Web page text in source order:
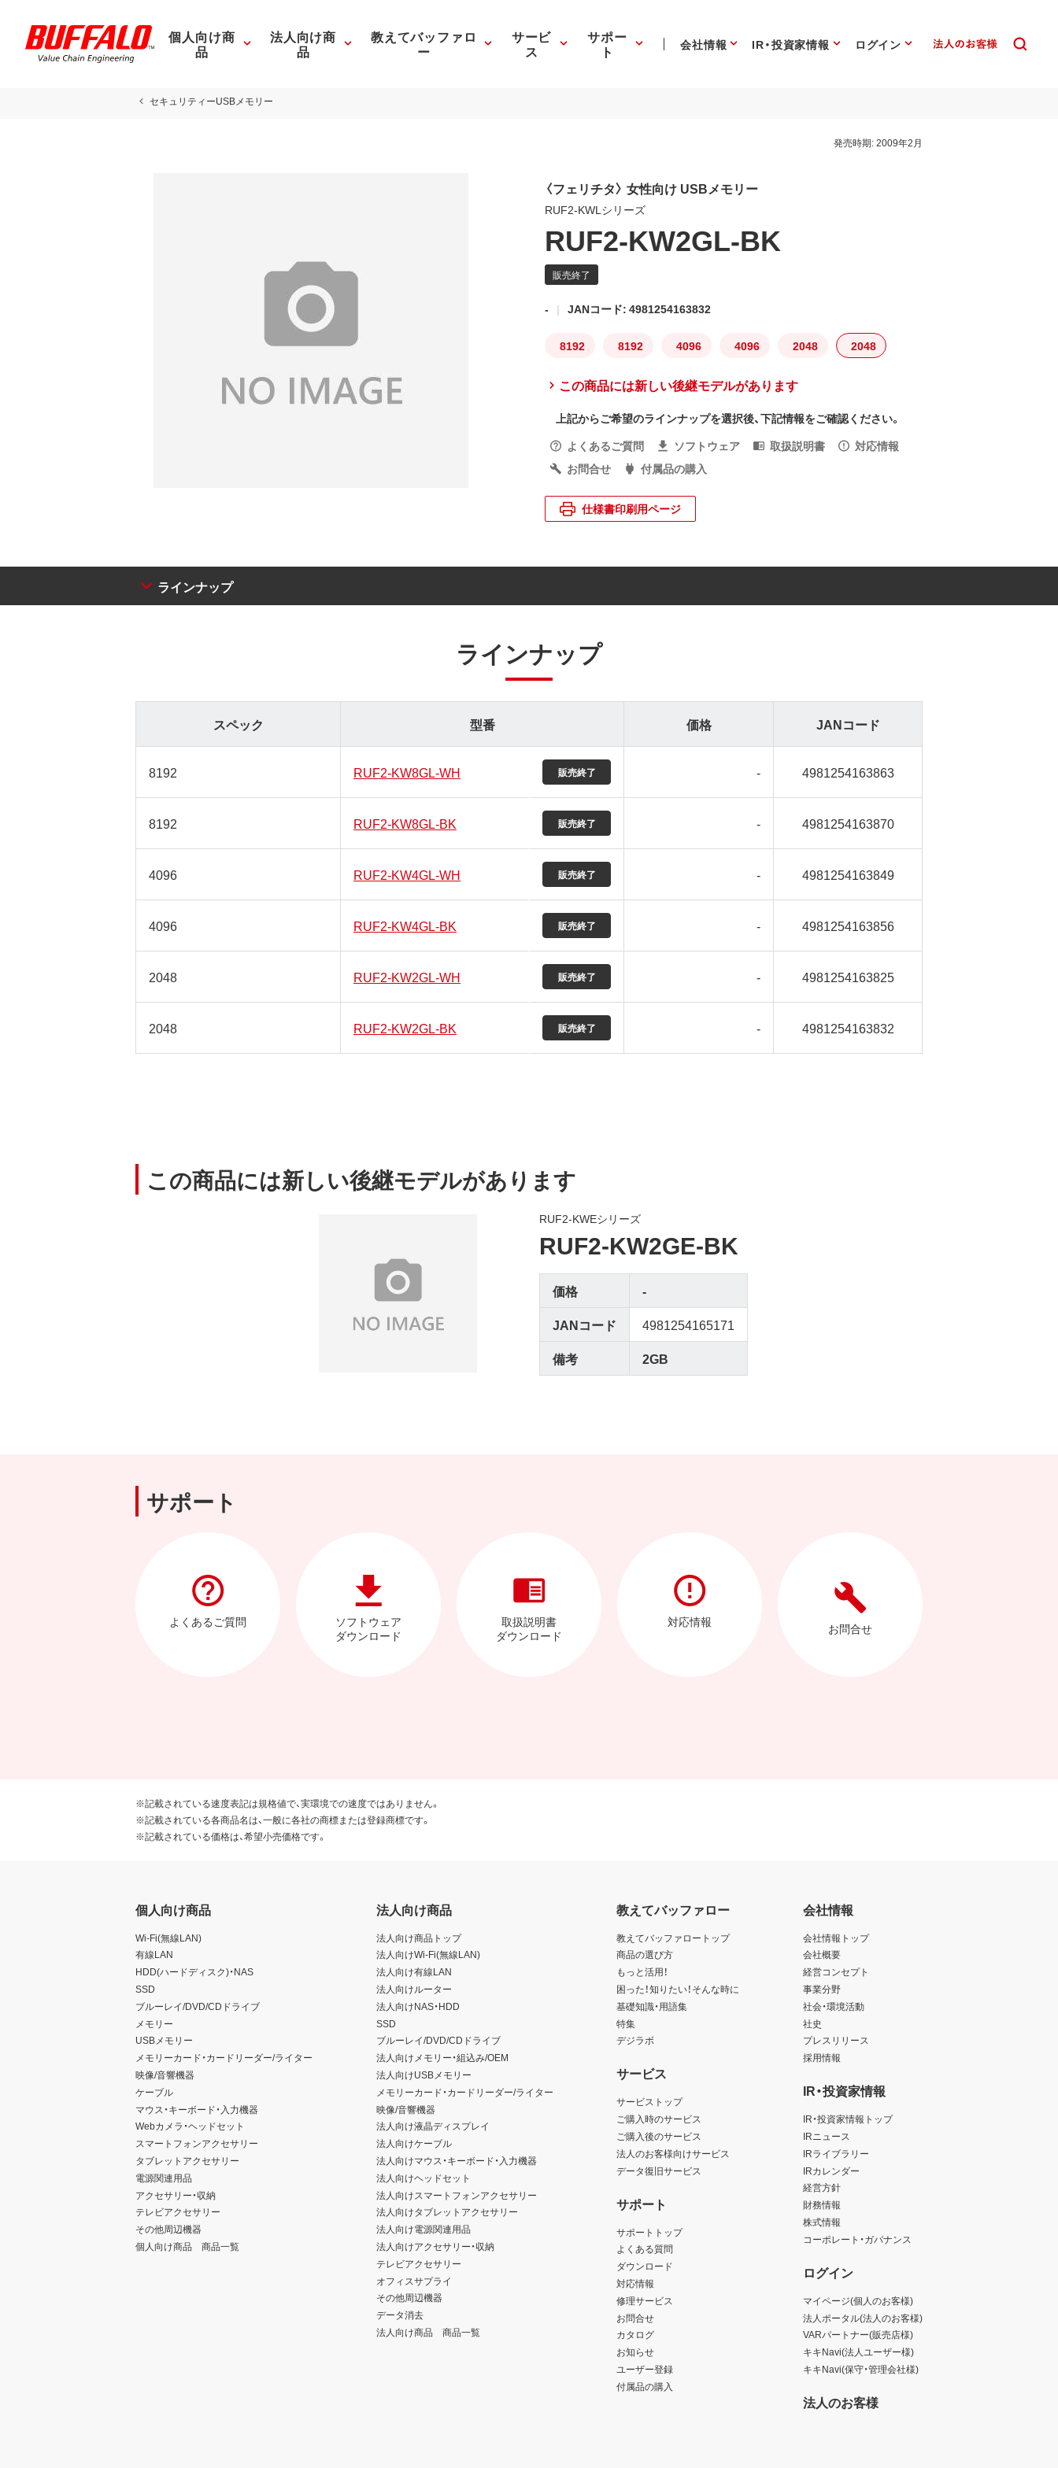
個人向け商
品
法人向け商
品
教えてバッファロ
ー
サービ
ス
サポー
ト 会社情報 IR・投資家情報 ログイン
セキュリティーUSBメモリー
発売時期:2009年2月
〈フェリチタ〉 女性向け USBメモリー
RUF2-KWLシリーズ
RUF2-KW2GL-BK
- JANコード: 4981254163832
8192 8192 4096 4096 2048 2048
この商品には新しい後継モデルがあります
上記からご希望のラインナップを選択後、下記情報をご確認ください。
よくあるご質問
ソフトウェア 取扱説明書
対応情報
お問合せ
付属品の購入
仕様書印刷用ページ
ラインナップ
ラインナップ
スペック 型番 価格 JANコード
8192 RUF2-KW8GL-WH - 4981254163863
8192 RUF2-KW8GL-BK - 4981254163870
4096 RUF2-KW4GL-WH - 4981254163849
4096 RUF2-KW4GL-BK - 4981254163856
2048 RUF2-KW2GL-WH - 4981254163825
2048 RUF2-KW2GL-BK - 4981254163832
この商品には新しい後継モデルがあります
RUF2-KWEシリーズ
RUF2-KW2GE-BK
価格
-
JANコード
4981254165171
備考
2GB
サポート
よくあるご質問
ソフトウェア
ダウンロード
取扱説明書
ダウンロード
対応情報 お問合せ
※記載されている速度表記は規格値で、実環境での速度ではありません。
※記載されている各商品名は、一般に各社の商標または登録商標です。
※記載されている価格は、希望小売価格です。
個人向け商品
Wi-Fi(無線LAN)
有線LAN
HDD(ハードディスク)・NAS
SSD
ブルーレイ/DVD/CDドライブ
メモリー
USBメモリー
メモリーカード・カードリーダー/ライター
映像/音響機器
ケーブル
マウス・キーボード・入力機器
Webカメラ・ヘッドセット
スマートフォンアクセサリー
タブレットアクセサリー
電源関連用品
アクセサリー・収納
テレビアクセサリー
その他周辺機器
個人向け商品 商品一覧
法人向け商品
法人向け商品トップ
法人向けWi-Fi(無線LAN)
法人向け有線LAN
法人向けルーター
法人向けNAS・HDD
SSD
ブルーレイ/DVD/CDドライブ
法人向けメモリー・組込み/OEM
法人向けUSBメモリー
メモリーカード・カードリーダー/ライター
映像/音響機器
法人向け液晶ディスプレイ
法人向けケーブル
法人向けマウス・キーボード・入力機器
法人向けヘッドセット
法人向けスマートフォンアクセサリー
法人向けタブレットアクセサリー
法人向け電源関連用品
法人向けアクセサリー・収納
テレビアクセサリー
オフィスサプライ
その他周辺機器
データ消去
法人向け商品 商品一覧
教えてバッファロー
教えてバッファロートップ
商品の選び方
もっと活用！
困った！知りたい！そんな時に
基礎知識・用語集
特集
デジラボ
サービス
サービストップ
ご購入時のサービス
ご購入後のサービス
法人のお客様向けサービス
データ復旧サービス
サポート
サポートトップ
よくある質問
ダウンロード
対応情報
修理サービス
お問合せ
カタログ
お知らせ
ユーザー登録
付属品の購入
会社情報
会社情報トップ
会社概要
経営コンセプト
事業分野
社会・環境活動
社史
プレスリリース
採用情報
IR・投資家情報
IR・投資家情報トップ
IRニュース
IRライブラリー
IRカレンダー
経営方針
財務情報
株式情報
コーポレート・ガバナンス
ログイン
マイページ(個人のお客様)
法人ポータル(法人のお客様)
VARパートナー(販売店様)
キキNavi(法人ユーザー様)
キキNavi(保守・管理会社様)
法人のお客様